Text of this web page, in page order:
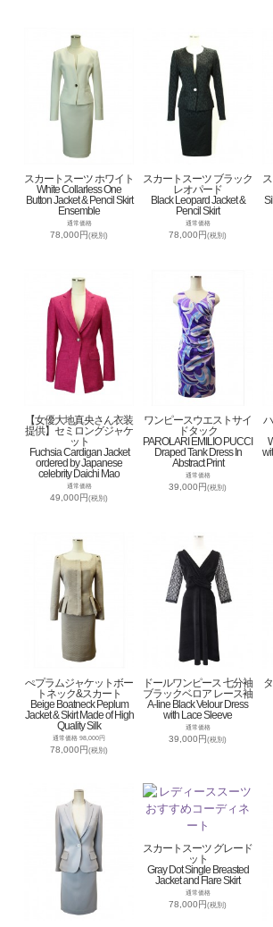
スカートスーツ ホワイト
White Collarless One
Button Jacket & Pencil Skirt
Ensemble
通常価格
78,000円(税別)
スカートスーツ ブラック
レオパード
Black Leopard Jacket &
Pencil Skirt
通常価格
78,000円(税別)
【女優大地真央さん衣装
提供】セミロングジャケ
ット
Fuchsia Cardigan Jacket
ordered by Japanese
celebrity Daichi Mao
通常価格
49,000円(税別)
ワンピースウエストサイ
ドタック
PAROLARI EMILIO PUCCI
Draped Tank Dress In
Abstract Print
通常価格
39,000円(税別)
ぺプラムジャケットボー
トネック&スカート
Beige Boatneck Peplum
Jacket & Skirt Made of High
Quality Silk
通常価格 98,000円
78,000円(税別)
ドールワンピース 七分袖
ブラックベロア レース袖
A-line Black Velour Dress
with Lace Sleeve
通常価格
39,000円(税別)
スカートスーツ グレード
ット
Gray Dot Single Breasted
Jacket and Flare Skirt
通常価格
78,000円(税別)